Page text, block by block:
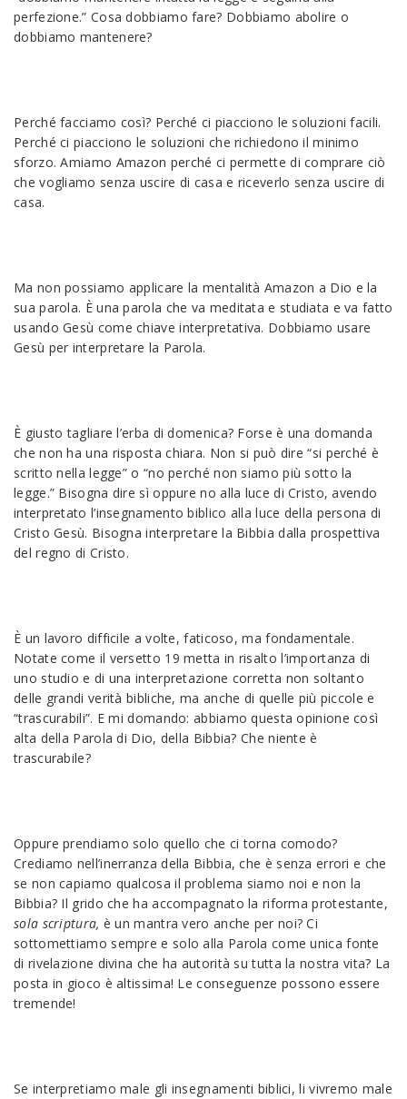
perfezione.” Cosa dobbiamo fare? Dobbiamo abolire o
dobbiamo mantenere?
Perché facciamo così? Perché ci piacciono le soluzioni facili.
Perché ci piacciono le soluzioni che richiedono il minimo
sforzo. Amiamo Amazon perché ci permette di comprare ciò
che vogliamo senza uscire di casa e riceverlo senza uscire di
casa.
Ma non possiamo applicare la mentalità Amazon a Dio e la
sua parola. È una parola che va meditata e studiata e va fatto
usando Gesù come chiave interpretativa. Dobbiamo usare
Gesù per interpretare la Parola.
È giusto tagliare l’erba di domenica? Forse è una domanda
che non ha una risposta chiara. Non si può dire “si perché è
scritto nella legge” o “no perché non siamo più sotto la
legge.” Bisogna dire sì oppure no alla luce di Cristo, avendo
interpretato l’insegnamento biblico alla luce della persona di
Cristo Gesù. Bisogna interpretare la Bibbia dalla prospettiva
del regno di Cristo.
È un lavoro difficile a volte, faticoso, ma fondamentale.
Notate come il versetto 19 metta in risalto l’importanza di
uno studio e di una interpretazione corretta non soltanto
delle grandi verità bibliche, ma anche di quelle più piccole e
“trascurabili”. E mi domando: abbiamo questa opinione così
alta della Parola di Dio, della Bibbia? Che niente è
trascurabile?
Oppure prendiamo solo quello che ci torna comodo?
Crediamo nell’inerranza della Bibbia, che è senza errori e che
se non capiamo qualcosa il problema siamo noi e non la
Bibbia? Il grido che ha accompagnato la riforma protestante,
sola scriptura, è un mantra vero anche per noi? Ci
sottomettiamo sempre e solo alla Parola come unica fonte
di rivelazione divina che ha autorità su tutta la nostra vita? La
posta in gioco è altissima! Le conseguenze possono essere
tremende!
Se interpretiamo male gli insegnamenti biblici, li vivremo male